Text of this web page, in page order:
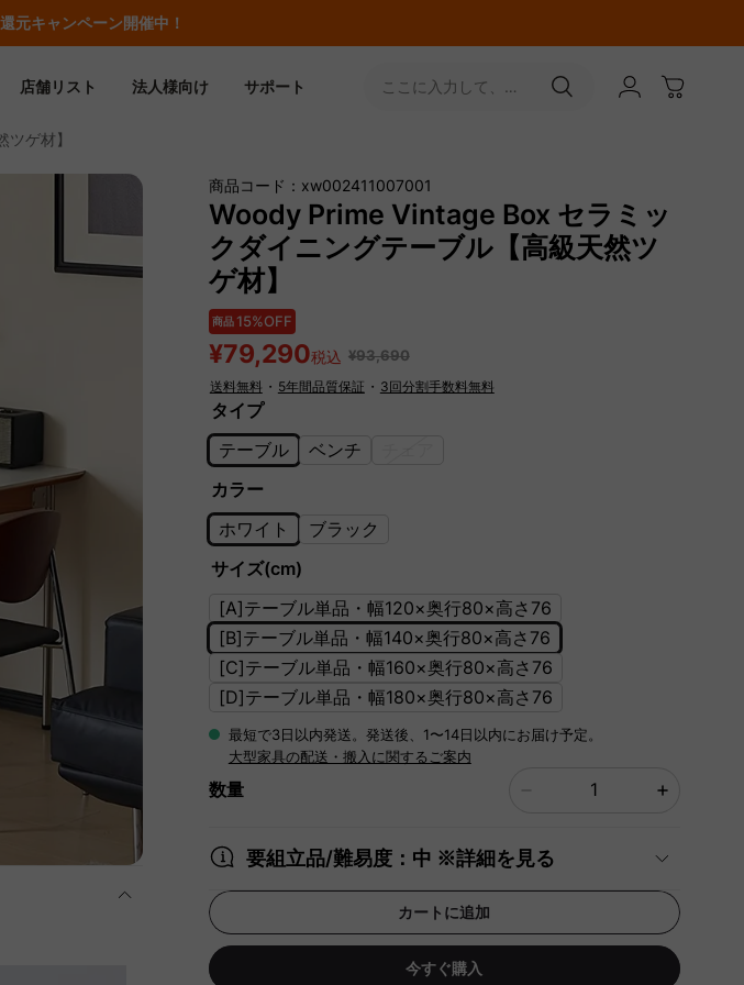
元キャンペーン開催中！
店舗リスト 法人様向け サポート
ここに入力して、
ゲ材】
商品コード：xw002411007001
Woody Prime Vintage Box セラミッ
クダイニングテーブル【高級天然ツ
ゲ材】
商品 15%OFF
¥79,290税込 ¥93,690
送料無料 ・ 5年間品質保証 ・ 3回分割手数料無料
タイプ
テーブル
ベンチ
カラー
ホワイト
ブラック
サイズ(cm)
[A]テーブル単品・幅120×奥行80×高さ76
[B]テーブル単品・幅140×奥行80×高さ76
[C]テーブル単品・幅160×奥行80×高さ76
[D]テーブル単品・幅180×奥行80×高さ76
最短で3日以内発送。発送後、1〜14日以内にお届け予定。
大型家具の配送・搬入に関するご案内
数量
要組立品/難易度：中 ※詳細を見る
カートに追加
今すぐ購入